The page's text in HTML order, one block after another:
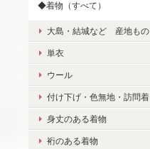
◆着物（すべて）
大島・結城など 産地もの
単衣
ウール
付け下げ・色無地・訪問着
身丈のある着物
裄のある着物